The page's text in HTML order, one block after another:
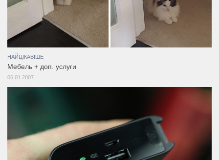
НАЙЦІКАВІШЕ
Мебель + доп. услуги
06.01.2007